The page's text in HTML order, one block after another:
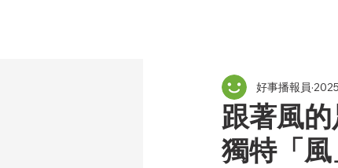
跟著風
獨特「風
好事播報員